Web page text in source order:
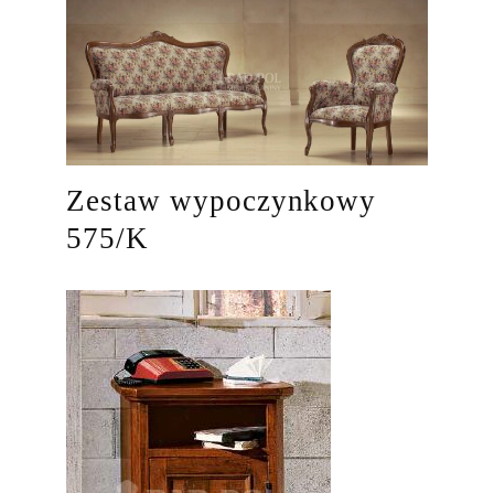
Zestaw wypoczynkowy
575/K